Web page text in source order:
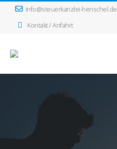
info@steuerkanzlei-henschel.de
Kontakt / Anfahrt